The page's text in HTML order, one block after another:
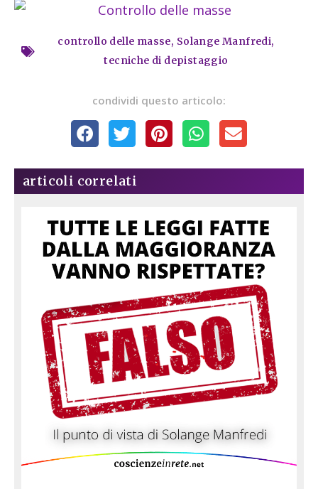
controllo delle masse, Solange Manfredi,
tecniche di depistaggio
condividi questo articolo:
articoli correlati